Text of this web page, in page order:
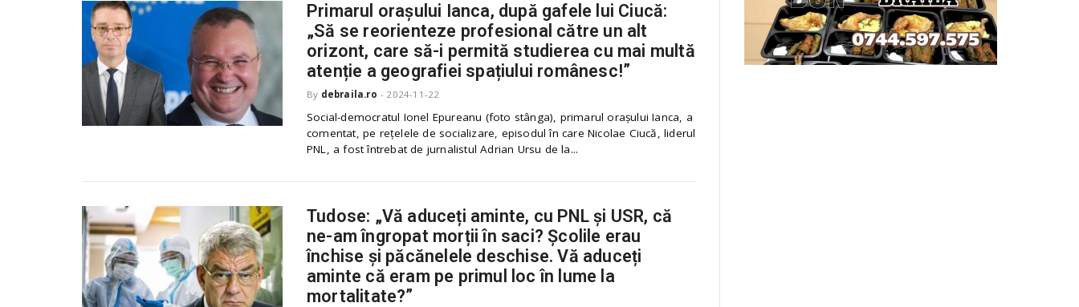
Primarul orașului Ianca, după gafele lui Ciucă:
„Să se reorienteze profesional către un alt
orizont, care să-i permită studierea cu mai multă
atenție a geografiei spațiului românesc!”
By debraila.ro - 2024-11-22
Social-democratul Ionel Epureanu (foto stânga), primarul orașului Ianca, a
comentat, pe rețelele de socializare, episodul în care Nicolae Ciucă, liderul
PNL, a fost întrebat de jurnalistul Adrian Ursu de la...
Tudose: „Vă aduceți aminte, cu PNL și USR, că
ne-am îngropat morții în saci? Școlile erau
închise și păcănelele deschise. Vă aduceți
aminte că eram pe primul loc în lume la
mortalitate?”